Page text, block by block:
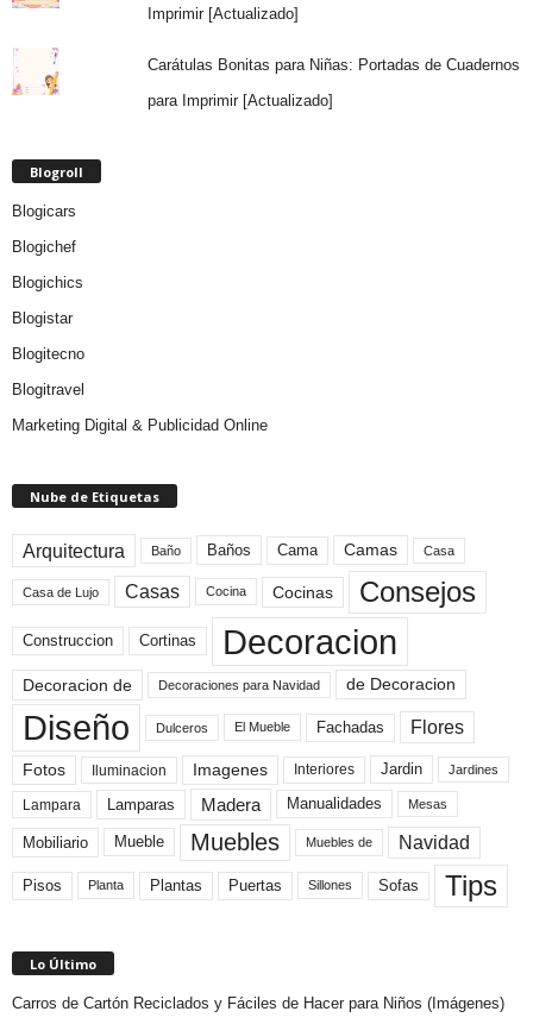
Imprimir [Actualizado]
Carátulas Bonitas para Niñas: Portadas de Cuadernos
para Imprimir [Actualizado]
Blogroll
Blogicars
Blogichef
Blogichics
Blogistar
Blogitecno
Blogitravel
Marketing Digital & Publicidad Online
Nube de Etiquetas
Arquitectura Baño Baños Cama Camas Casa
Casa de Lujo Casas Cocina Cocinas Consejos
Construccion Cortinas Decoracion
Decoracion de Decoraciones para Navidad de Decoracion
Diseño Dulceros El Mueble Fachadas Flores
Fotos Iluminacion Imagenes Interiores Jardin Jardines
Lampara Lamparas Madera Manualidades Mesas
Mobiliario Mueble Muebles Muebles de Navidad
Pisos Planta Plantas Puertas Sillones Sofas Tips
Lo Último
Carros de Cartón Reciclados y Fáciles de Hacer para Niños (Imágenes)